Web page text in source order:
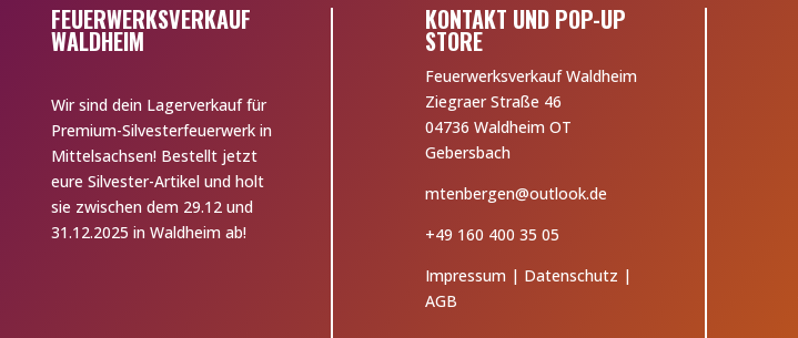
FEUERWERKSVERKAUF
WALDHEIM
Wir sind dein Lagerverkauf für
Premium-Silvesterfeuerwerk in
Mittelsachsen! Bestellt jetzt
eure Silvester-Artikel und holt
sie zwischen dem 29.12 und
31.12.2025 in Waldheim ab!
KONTAKT UND POP-UP
STORE
Feuerwerksverkauf Waldheim
Ziegraer Straße 46
04736 Waldheim OT
Gebersbach
mtenbergen@outlook.de
+49 160 400 35 05
Impressum | Datenschutz |
AGB